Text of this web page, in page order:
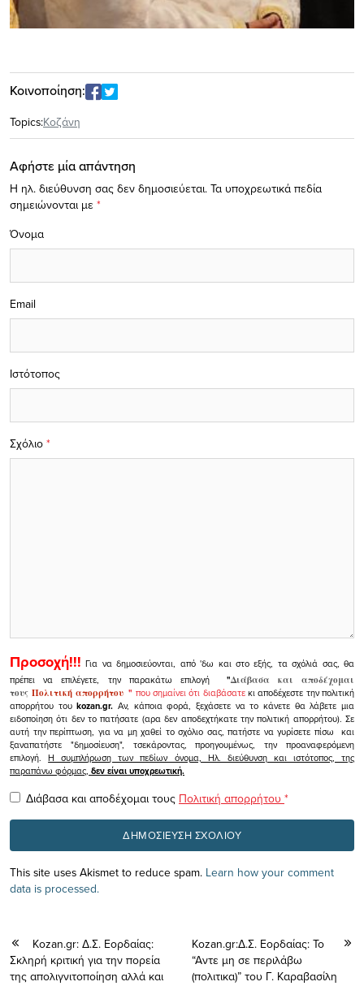
Κοινοποίηση:
Topics:Κοζάνη
Αφήστε μία απάντηση
Η ηλ. διεύθυνση σας δεν δημοσιεύεται. Τα υποχρεωτικά πεδία
σημειώνονται με *
Σχόλιο *
Όνομα
Email
Ιστότοπος
Προσοχή!!! Για να δημοσιεύονται, από 'δω και στο εξής, τα σχόλιά σας, θα
πρέπει να επιλέγετε, την παρακάτω επιλογή
"Διάβασα και αποδέχομαι
τουςΠολιτική απορρήτου" που σημαίνει ότι διαβάσατεκι αποδέχεστε την πολιτική
απορρήτου τουkozan.gr. Αν, κάποια φορά, ξεχάσετε να το κάνετε θα λάβετε μια
ειδοποίηση ότι δεν το πατήσατε (αρα δεν αποδεχτήκατε την πολιτική απορρήτου). Σε
αυτή την περίπτωση, για να μη χαθεί το σχόλιο σας, πατήστε να γυρίσετε πίσω και
ξαναπατήστε "δημοσίευση", τσεκάροντας, προηγουμένως, την προαναφερόμενη
επιλογή.Η συμπλήρωση των πεδίων όνομα, Ηλ. διεύθυνση και ιστότοπος, της
παραπάνω φόρμας, δεν είναι υποχρεωτική.
Διάβασα και αποδέχομαι τους Πολιτική απορρήτου *
This site uses Akismet to reduce spam. Learn how your comment
data is processed.
Kozan.gr: Δ.Σ. Εορδαίας:
Σκληρή κριτική για την πορεία
της απολιγνιτοποίηση αλλά και
Kozan.gr:Δ.Σ. Εορδαίας: Το
“Αντε μη σε περιλάβω
(πολιτικα)” του Γ. Καραβασίλη